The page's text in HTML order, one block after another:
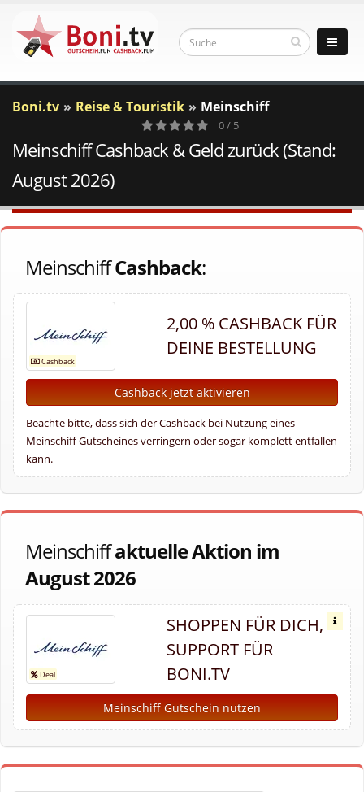
Boni.tv Reise & Touristik Meinschiff
0
Votes
0 / 5
Meinschiff Cashback & Geld zurück (Stand:
August 2026)
MeinschiffCashback:
2,00 % CASHBACK FÜR
DEINE BESTELLUNG
Cashback jetzt aktivieren
Beachte bitte, dass sich der Cashback bei Nutzung eines
Meinschiff Gutscheines verringern oder sogar komplett entfallen
kann.
Meinschiffaktuelle Aktion im
August 2026
SHOPPEN FÜR DICH,
SUPPORT FÜR
BONI.TV
Meinschiff Gutschein nutzen